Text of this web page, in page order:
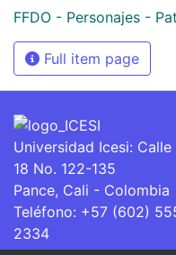
FFDO - Personajes -
Full item page
Universidad Icesi: Calle
18 No. 122-135
Pance, Cali - Colombia
Teléfono: +57 (602)
2334